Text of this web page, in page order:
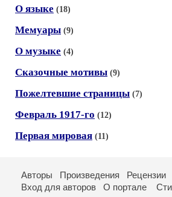
О языке (18)
Мемуары (9)
О музыке (4)
Сказочные мотивы (9)
Пожелтевшие страницы (7)
Февраль 1917-го (12)
Первая мировая (11)
Авторы Произведения Рецензии
Вход для авторов
О портале